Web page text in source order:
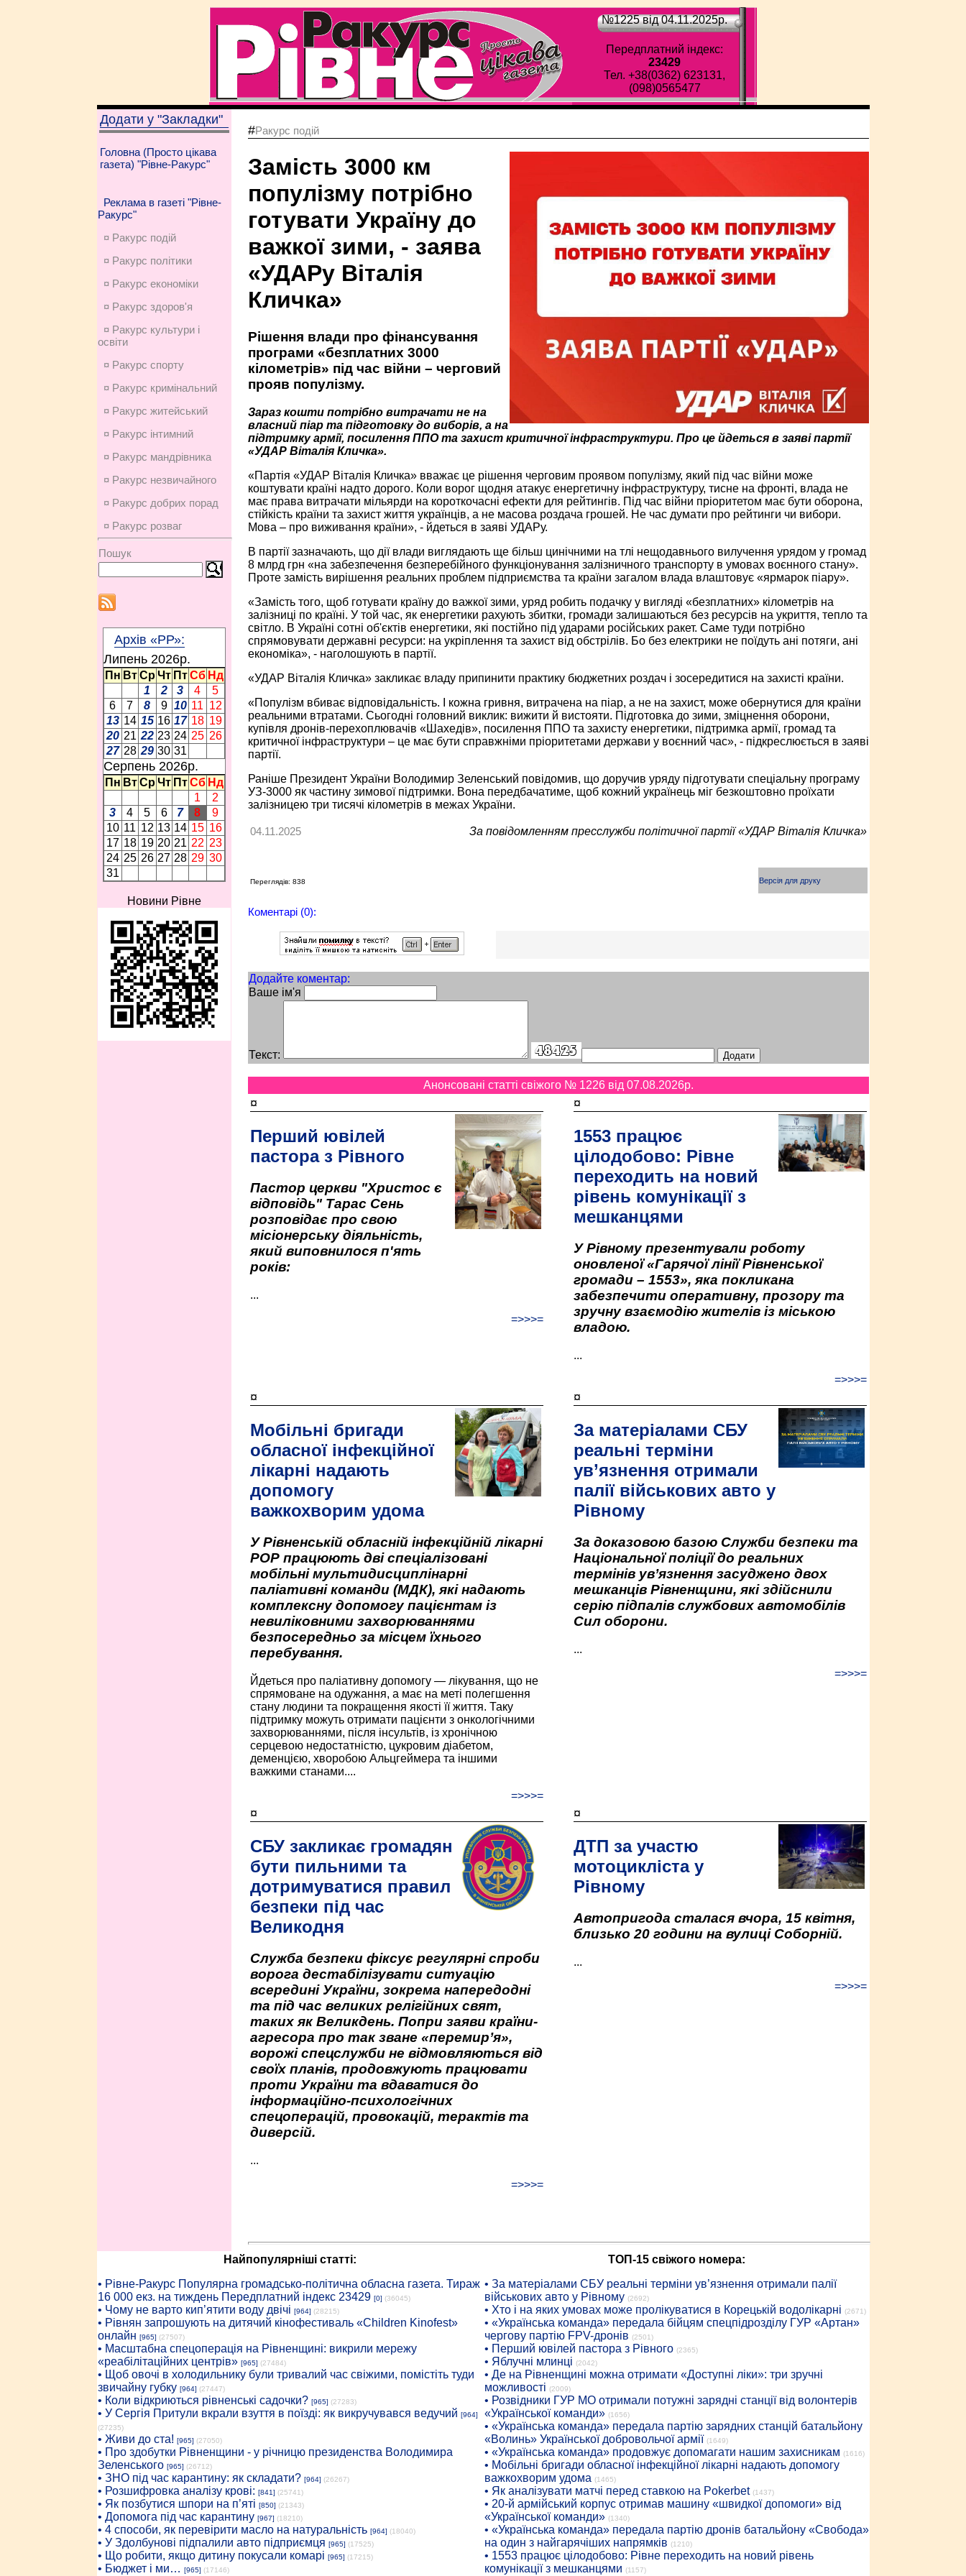
№1225 від 04.11.2025p.
Передплатний індекс:
23429
Тел. +38(0362) 623131,
(098)0565477
Додати у "Закладки"
Головна (Просто цікава
газета) "Рівне-Ракурс"
Реклама в газеті "Рівне-
Ракурс"
¤ Ракурс подій
¤ Ракурс політики
¤ Ракурс економiки
¤ Ракурс здоров'я
¤ Ракурс культури і
освіти
¤ Ракурс спорту
¤ Ракурс кримінальний
¤ Ракурс житейський
¤ Ракурс інтимний
¤ Ракурс мандрівника
¤ Ракурс незвичайного
¤ Ракурс добрих порад
¤ Ракурс розваг
Пошук
Архів «РР»:
Липень 2026p.
Пн Вт Ср Чт Пт Сб Нд
1
2 3 4
5
6
7 8 9 10 11 12
13 14 15 16 17 18 19
20 21 22 23 24 25 26
27 28 29 30 31
Серпень 2026p.
Пн Вт Ср Чт Пт Сб Нд
1
2
3
4 5 6 7 8
9
10 11 12 13 14 15 16
17 18 19 20 21 22 23
24 25 26 27 28 29 30
31
Новини Рівне
#Ракурс подій
Замість 3000 км
популізму потрібно
готувати Україну до
важкої зими, - заява
«УДАРу Віталія
Кличка»
Рішення влади про фінансування
програми «безплатних 3000
кілометрів» під час війни – черговий
прояв популізму.
Зараз кошти потрібно витрачати не на
власний піар та підготовку до виборів, а на
підтримку армії, посилення ППО та захист критичної інфраструктури. Про це йдеться в заяві партії
«УДАР Віталія Кличка».
«Партія «УДАР Віталія Кличка» вважає це рішення черговим проявом популізму, який під час війни може
коштувати країні надто дорого. Коли ворог щодня атакує енергетичну інфраструктуру, тисне на фронті, влада не
має права витрачати мільярди на короткочасні ефекти для рейтингів. Під час війни пріоритетом має бути оборона,
стійкість країни та захист життя українців, а не масова роздача грошей. Не час думати про рейтинги чи вибори.
Мова – про виживання країни», - йдеться в заяві УДАРу.
В партії зазначають, що дії влади виглядають ще більш цинічними на тлі нещодавнього вилучення урядом у громад
8 млрд грн «на забезпечення безперебійного функціонування залізничного транспорту в умовах воєнного стану».
Проте замість вирішення реальних проблем підприємства та країни загалом влада влаштовує «ярмарок піару».
«Замість того, щоб готувати країну до важкої зими, уряд робить подачку у вигляді «безплатних» кілометрів на
залізниці по країні. У той час, як енергетики рахують збитки, громади залишаються без ресурсів на укриття, тепло та
світло. В Україні сотні об'єктів енергетики, які постійно під ударами російських ракет. Саме туди потрібно
спрямовувати державні ресурси: на укріплення та захист від обстрілів. Бо без електрики не поїдуть ані потяги, ані
економіка», - наголошують в партії.
«УДАР Віталія Кличка» закликає владу припинити практику бюджетних роздач і зосередитися на захисті країни.
«Популізм вбиває відповідальність. І кожна гривня, витрачена на піар, а не на захист, може обернутися для країни
реальними втратами. Сьогодні головний виклик: вижити й вистояти. Підготовка до зими, зміцнення оборони,
купівля дронів-перехоплювачів «Шахедів», посилення ППО та захисту енергетики, підтримка армії, громад та
критичної інфраструктури – це має бути справжніми пріоритетами держави у воєнний час», - підкреслюється в заяві
партії.
Раніше Президент України Володимир Зеленський повідомив, що доручив уряду підготувати спеціальну програму
УЗ-3000 як частину зимової підтримки. Вона передбачатиме, щоб кожний українець міг безкоштовно проїхати
залізницею три тисячі кілометрів в межах України.
04.11.2025 За повідомленням пресслужби політичної партії «УДАР Віталія Кличка»
Переглядів: 838 Версія для друку
Коментарі (0):
Додайте коментар:
Ваше ім'я
Текст:
Анонсовані статті свіжого № 1226 від 07.08.2026p.
¤
Перший ювілей
пастора з Рівного
Пастор церкви "Христос є
відповідь" Тарас Сень
розповідає про свою
місіонерську діяльність,
який виповнилося п'ять
років:
...
=>>>=
¤
1553 працює
цілодобово: Рівне
переходить на новий
рівень комунікації з
мешканцями
У Рівному презентували роботу
оновленої «Гарячої лінії Рівненської
громади – 1553», яка покликана
забезпечити оперативну, прозору та
зручну взаємодію жителів із міською
владою.
...
=>>>=
¤
Мобільні бригади
обласної інфекційної
лікарні надають
допомогу
важкохворим удома
У Рівненській обласній інфекційній лікарні
РОР працюють дві спеціалізовані
мобільні мультидисциплінарні
паліативні команди (МДК), які надають
комплексну допомогу пацієнтам із
невиліковними захворюваннями
безпосередньо за місцем їхнього
перебування.
Йдеться про паліативну допомогу — лікування, що не
спрямоване на одужання, а має на меті полегшення
стану людини та покращення якості її життя. Таку
підтримку можуть отримати пацієнти з онкологічними
захворюваннями, після інсультів, із хронічною
серцевою недостатністю, цукровим діабетом,
деменцією, хворобою Альцгеймера та іншими
важкими станами....
=>>>=
¤
За матеріалами СБУ
реальні терміни
ув’язнення отримали
палії військових авто у
Рівному
За доказовою базою Служби безпеки та
Національної поліції до реальних
термінів ув’язнення засуджено двох
мешканців Рівненщини, які здійснили
серію підпалів службових автомобілів
Сил оборони.
...
=>>>=
¤
СБУ закликає громадян
бути пильними та
дотримуватися правил
безпеки під час
Великодня
Служба безпеки фіксує регулярні спроби
ворога дестабілізувати ситуацію
всередині України, зокрема напередодні
та під час великих релігійних свят,
таких як Великдень. Попри заяви країни-
агресора про так зване «перемир’я»,
ворожі спецслужби не відмовляються від
своїх планів, продовжують працювати
проти України та вдаватися до
інформаційно-психологічних
спецоперацій, провокацій, терактів та
диверсій.
...
=>>>=
¤
ДТП за участю
мотоцикліста у
Рівному
Автопригода сталася вчора, 15 квітня,
близько 20 години на вулиці Соборній.
...
=>>>=
Найпопулярніші статті:
• Рiвне-Ракурс Популярна громадсько-політична обласна газета. Тираж
16 000 екз. на тиждень Передплатний індекс 23429 [0] (36045)
• Чому не варто кип’ятити воду двічі [964] (28215)
• Рівнян запрошують на дитячий кінофестиваль «Children Kinofest»
онлайн [965] (27507)
• Масштабна спецоперація на Рівненщині: викрили мережу
«реабілітаційних центрів» [965] (27484)
• Щоб овочі в холодильнику були тривалий час свіжими, помістіть туди
звичайну губку [964] (27447)
• Коли відкриються рівненські садочки? [965] (27283)
• У Сергія Притули вкрали взуття в поїзді: як викручувався ведучий [964]
(27235)
• Живи до ста! [965] (27050)
• Про здобутки Рівненщини - у річницю президенства Володимира
Зеленського [965] (26712)
• ЗНО під час карантину: як складати? [964] (26267)
• Розшифровка аналізу крові: [841] (25741)
• Як позбутися шпори на п’яті [850] (21343)
• Допомога під час карантину [967] (18210)
• 4 способи, як перевірити масло на натуральність [964] (18040)
• У Здолбунові підпалили авто підприємця [965] (17525)
• Що робити, якщо дитину покусали комарі [965] (17215)
• Бюджет і ми… [965] (17146)
ТОП-15 свіжого номера:
• За матеріалами СБУ реальні терміни ув’язнення отримали палії
військових авто у Рівному (2692)
• Хто і на яких умовах може пролікуватися в Корецькій водолікарні (2671)
• «Українська команда» передала бійцям спецпідрозділу ГУР «Артан»
чергову партію FPV-дронів (2501)
• Перший ювілей пастора з Рівного (2365)
• Яблучні млинці (2042)
• Де на Рівненщині можна отримати «Доступні ліки»: три зручні
можливості (2009)
• Розвідники ГУР МО отримали потужні зарядні станції від волонтерів
«Української команди» (1656)
• «Українська команда» передала партію зарядних станцій батальйону
«Волинь» Української добровольчої армії (1649)
• «Українська команда» продовжує допомагати нашим захисникам (1616)
• Мобільні бригади обласної інфекційної лікарні надають допомогу
важкохворим удома (1465)
• Як аналізувати матчі перед ставкою на Pokerbet (1437)
• 20-й армійський корпус отримав машину «швидкої допомоги» від
«Української команди» (1340)
• «Українська команда» передала партію дронів батальйону «Свобода»
на один з найгарячіших напрямків (1210)
• 1553 працює цілодобово: Рівне переходить на новий рівень
комунікації з мешканцями (1157)